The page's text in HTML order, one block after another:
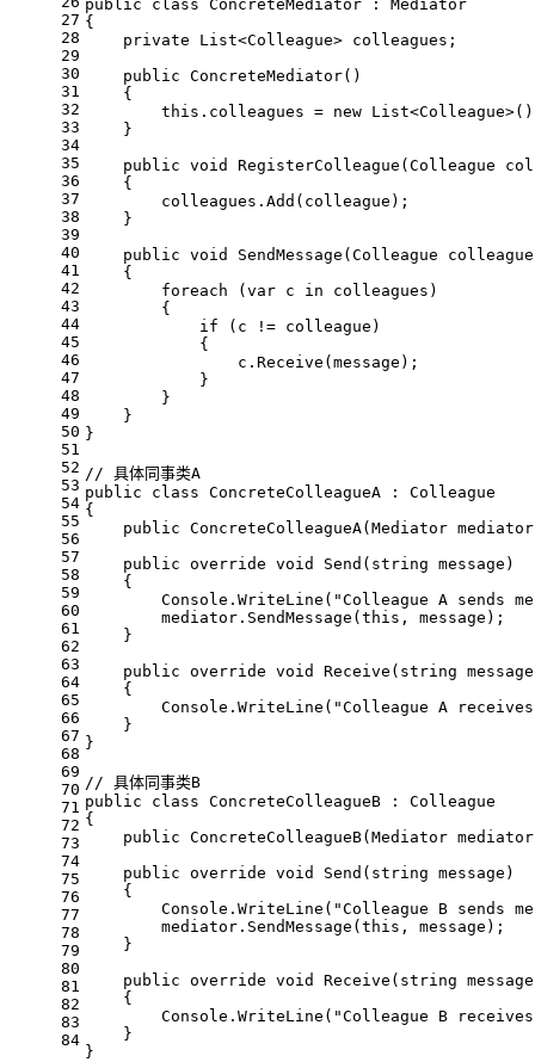
27
28
29
30
31
32
33
34
35
36
37
38
39
40
41
42
43
44
45
46
47
48
49
50
51
52
53
54
55
56
57
58
59
60
61
62
63
64
65
66
67
68
69
70
71
72
73
74
75
76
77
78
79
80
81
82
83
84
public
class ConcreteMediator : Mediator
{
private List<Colleague> colleagues;
public ConcreteMediator()
    {
this .colleagues = new
    }
public void RegisterColleague ( Colleague
    {
        colleagues.Add(colleague);
    }
public void SendMessage ( Colleague
    {
foreach ( var c in colleagues)
        {
if (c != colleague)
            {
                c.Receive(message);
            }
        }
    }
}
// 具体同事类A
public
class ConcreteColleagueA : Colleague
{
public ConcreteColleagueA( Mediator mediator
public override void Send ( string message )
    {
        Console.WriteLine(
"Colleague A sends
        mediator.SendMessage(
this , message);
    }
public override void Receive ( string message
    {
        Console.WriteLine(
"Colleague A
    }
}
// 具体同事类B
public
class ConcreteColleagueB : Colleague
{
public ConcreteColleagueB( Mediator mediator
public override void Send ( string message )
    {
        Console.WriteLine(
"Colleague B sends
        mediator.SendMessage(
this , message);
    }
public override void Receive ( string message
    {
        Console.WriteLine(
"Colleague B
    }
}